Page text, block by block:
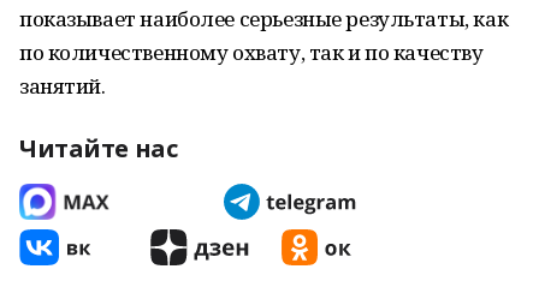
показывает наиболее серьезные результаты, как
по количественному охвату, так и по качеству
занятий.
Читайте нас